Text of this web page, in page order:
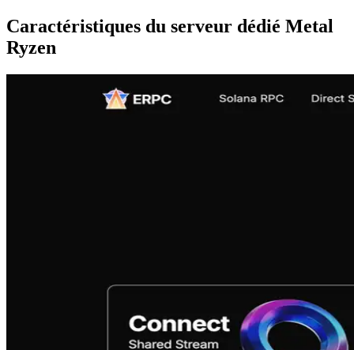
Caractéristiques du serveur dédié Metal
Ryzen